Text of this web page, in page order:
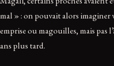
mal » : on pouvait alors imaginer
emprise ou magouilles, mais pas
ans plus tard.